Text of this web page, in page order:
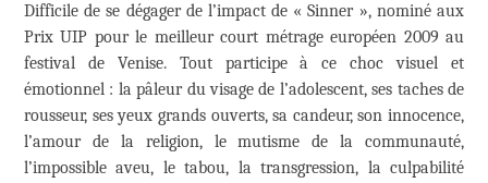
Difficile de se dégager de l’impact de « Sinner », nominé aux
Prix UIP pour le meilleur court métrage européen 2009 au
festival de Venise. Tout participe à ce choc visuel et
émotionnel : la pâleur du visage de l’adolescent, ses taches de
rousseur, ses yeux grands ouverts, sa candeur, son innocence,
l’amour de la religion, le mutisme de la communauté,
l’impossible aveu, le tabou, la transgression, la culpabilité